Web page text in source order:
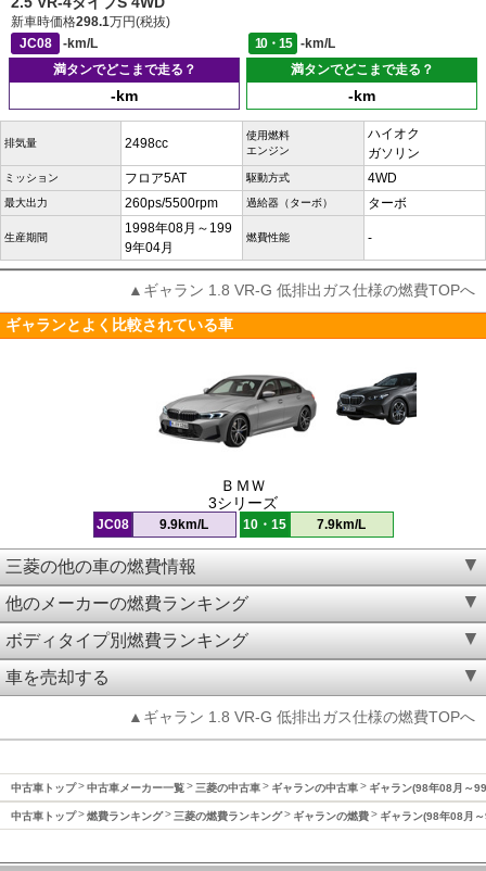
新車時価格298.1万円(税抜)
JC08
-km/L 10・15
-km/L
満タンでどこまで走る？
-km
満タンでどこまで走る？
-km
排気量 2498cc
使用燃料
エンジン
ハイオク
ガソリン
ミッション フロア5AT 駆動方式 4WD
最大出力 260ps/5500rpm 過給器（ターボ） ターボ
生産期間
1998年08月～199
9年04月
燃費性能 -
▲ギャラン 1.8 VR-G 低排出ガス仕様の燃費TOPへ
ギャランとよく比較されている車
ＢＭＷ
3シリーズ
JC08 9.9km/L 10・15 7.9km/L
三菱の他の車の燃費情報
他のメーカーの燃費ランキング
ボディタイプ別燃費ランキング
車を売却する
▲ギャラン 1.8 VR-G 低排出ガス仕様の燃費TOPへ
中古車トップ 中古車メーカー一覧 三菱の中古車 ギャランの中古車 ギャラン(98年08月～
中古車トップ 燃費ランキング 三菱の燃費ランキング ギャランの燃費 ギャラン(98年08月